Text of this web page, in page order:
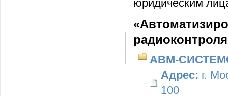
юридическим
АВМ-
Адрес: г.
100